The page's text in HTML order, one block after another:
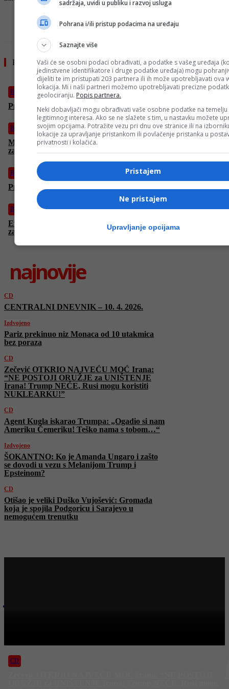
Pročitajte još
Biznis
Prosječna cijena dizela 3,66 KM po litri
Biznis
Ministar Šteta: “Tramvaji od Hrasnice u funkciji od ljeta,
završni radovi na okretaljci na Ilidži”
Biznis
Premijer Nikšić najavio milionske investicije iz Kine u KCUS
Biznis
Evropi prijeti nestašica avionskog goriva: Ključne tri sedmice
za Hormuški moreuz
najnovije
CD
CENTRALNI DNEVNIK – 10. 4. 2026.
Izdvojeno
Pariz prekinuo niz Monaca od 10 utakmica
bez poraza
CD
Zečević OTKRIO NAJVEĆU MOĆ Irana:
“NE POSTOJI ORUŽJE za UNIŠTENJE
Irana! Trump NEĆE, Rusi mogu koristiti
NUKLEARKU!”
CD
Agent Kugla iskarao Trumpa: „Ogadio si nam
Ameriku Čemeriku! Teško nama s tobom…“
Izdvojeno
ŠOKANTNO: Ko je Amanda Ungaro i zašto
se dovodi u vezu s Melanijom Trump i
Epsteinom?
CD
Otišao je veliki Duško Vujošević: Gromada
koja je spojila Podgoricu i Sarajevo u
nemogućem trenutku
CD
sadržaja, uvidi u publiku i razvoj usluga
Pohrana i/ili pristup podacima na uređaju
Saznajte više
Vaši će se osobni podaci obrađivati, a podatke s vašeg uređaja
jedinstvene identifikatore i druge podatke uređaja) mogu
dijeliti te im pristupati 203 partnera ili ih može upotrebljavati ova
lokacija. Mi i naši partneri možemo upotrebljavati precizne
geolociranju. Popis partnera.
Neki dobavljači mogu obrađivati vaše osobne podatke na temelju
legitimnog interesa. Ako se ne slažete s tim, u nastavku možete
svojim opcijama. Potražite vezu pri dnu ove stranice ili na
lokacije za upravljanje pristankom ili povlačenje pristanka u
privatnosti i kolačića.
Pristajem
Ne pristajem
Upravljanje opcijama